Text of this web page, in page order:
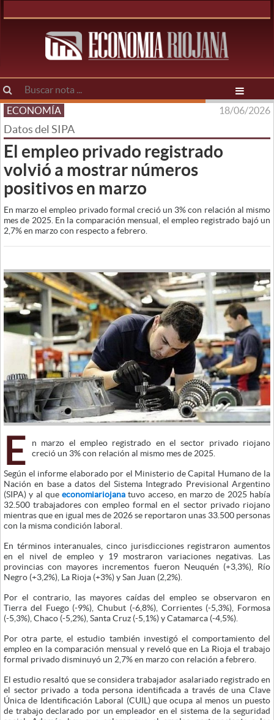
ECONOMÍA 18/06/2026
Datos del SIPA
El empleo privado registrado
volvió a mostrar números
positivos en marzo
En marzo el empleo privado formal creció un 3% con relación al mismo
mes de 2025. En la comparación mensual, el empleo registrado bajó un
2,7% en marzo con respecto a febrero.
E
n marzo el empleo registrado en el sector privado riojano
creció un 3% con relación al mismo mes de 2025.
Según el informe elaborado por el Ministerio de Capital Humano de la
Nación en base a datos del Sistema Integrado Previsional Argentino
(SIPA) y al queeconomiariojana tuvo acceso, en marzo de 2025 había
32.500 trabajadores con empleo formal en el sector privado riojano
mientras que en igual mes de 2026 se reportaron unas 33.500 personas
con la misma condición laboral.
En términos interanuales, cinco jurisdicciones registraron aumentos
en el nivel de empleo y 19 mostraron variaciones negativas. Las
provincias con mayores incrementos fueron Neuquén (+3,3%), Río
Negro (+3,2%), La Rioja (+3%) y San Juan (2,2%).
Por el contrario, las mayores caídas del empleo se observaron en
Tierra del Fuego (-9%), Chubut (-6,8%), Corrientes (-5,3%), Formosa
(-5,3%), Chaco (-5,2%), Santa Cruz (-5,1%) y Catamarca (-4,5%).
Por otra parte, el estudio también investigó el comportamiento del
empleo en la comparación mensual y reveló que en La Rioja el trabajo
formal privado disminuyó un 2,7% en marzo con relación a febrero.
El estudio resaltó que se considera trabajador asalariado registrado en
el sector privado a toda persona identificada a través de una Clave
Única de Identificación Laboral (CUIL) que ocupa al menos un puesto
de trabajo declarado por un empleador en el sistema de la seguridad